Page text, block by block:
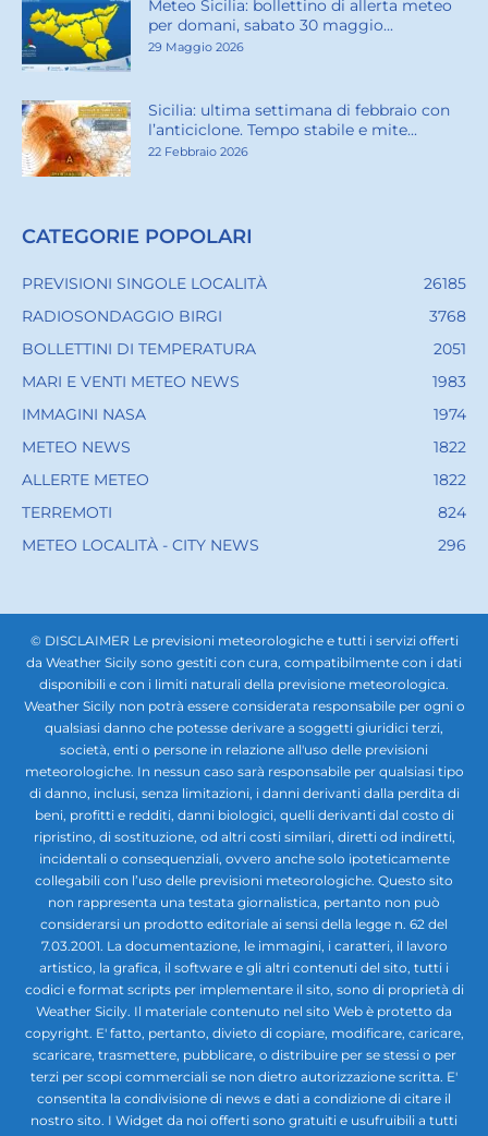
Meteo Sicilia: bollettino di allerta meteo
per domani, sabato 30 maggio...
29 Maggio 2026
Sicilia: ultima settimana di febbraio con
l’anticiclone. Tempo stabile e mite...
22 Febbraio 2026
CATEGORIE POPOLARI
PREVISIONI SINGOLE LOCALITÀ
26185
RADIOSONDAGGIO BIRGI
3768
BOLLETTINI DI TEMPERATURA
2051
MARI E VENTI METEO NEWS
1983
IMMAGINI NASA
1974
METEO NEWS
1822
ALLERTE METEO
1822
TERREMOTI
824
METEO LOCALITÀ - CITY NEWS
296
© DISCLAIMER Le previsioni meteorologiche e tutti i servizi offerti
da Weather Sicily sono gestiti con cura, compatibilmente con i dati
disponibili e con i limiti naturali della previsione meteorologica.
Weather Sicily non potrà essere considerata responsabile per ogni o
qualsiasi danno che potesse derivare a soggetti giuridici terzi,
società, enti o persone in relazione all'uso delle previsioni
meteorologiche. In nessun caso sarà responsabile per qualsiasi tipo
di danno, inclusi, senza limitazioni, i danni derivanti dalla perdita di
beni, profitti e redditi, danni biologici, quelli derivanti dal costo di
ripristino, di sostituzione, od altri costi similari, diretti od indiretti,
incidentali o consequenziali, ovvero anche solo ipoteticamente
collegabili con l’uso delle previsioni meteorologiche. Questo sito
non rappresenta una testata giornalistica, pertanto non può
considerarsi un prodotto editoriale ai sensi della legge n. 62 del
7.03.2001. La documentazione, le immagini, i caratteri, il lavoro
artistico, la grafica, il software e gli altri contenuti del sito, tutti i
codici e format scripts per implementare il sito, sono di proprietà di
Weather Sicily. Il materiale contenuto nel sito Web è protetto da
copyright. E' fatto, pertanto, divieto di copiare, modificare, caricare,
scaricare, trasmettere, pubblicare, o distribuire per se stessi o per
terzi per scopi commerciali se non dietro autorizzazione scritta. E'
consentita la condivisione di news e dati a condizione di citare il
nostro sito. I Widget da noi offerti sono gratuiti e usufruibili a tutti